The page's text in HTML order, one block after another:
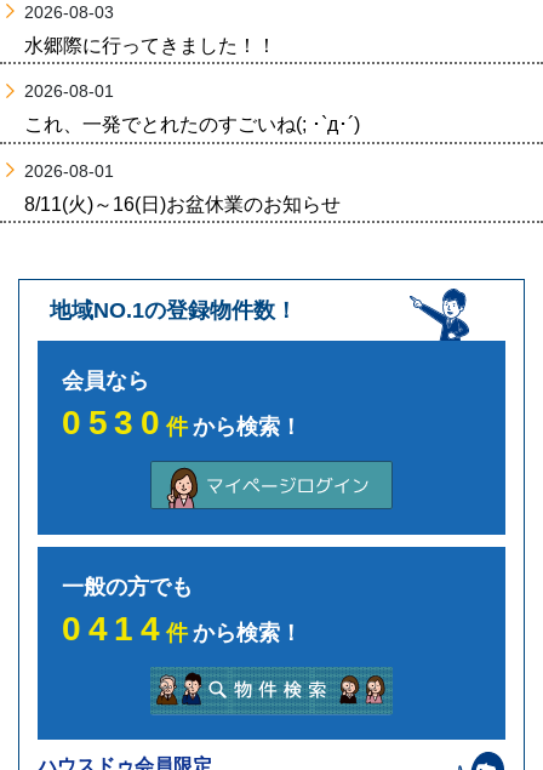
2026-08-03
水郷際に行ってきました！！
2026-08-01
これ、一発でとれたのすごいね(; ･`д･´)
2026-08-01
8/11(火)～16(日)お盆休業のお知らせ
地域NO.1の登録物件数！
会員なら
0530件から検索！
一般の方でも
0414件から検索！
ハウスドゥ会員限定